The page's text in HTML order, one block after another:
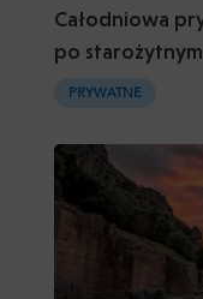
Całodniowa
po
PRYWATNE